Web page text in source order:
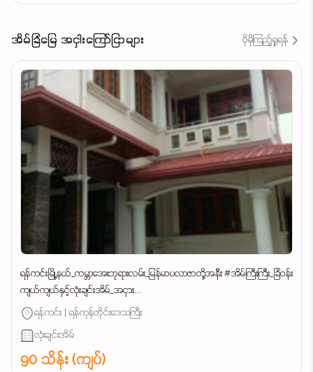
အိမ်ခြံမြေ အငှါးကြော်ငြာများ ပိုမိုကြည့်ရှုရန်
ရန်ကင်းမြို့နယ်_ကမ္ဘာအေးဘုရားလမ်း_မြန်မာပလာဇာတို့အနီး #အိမ်ကြီးကြီး_ခြံဝန်း
ကျယ်ကျယ်နှင့်လုံးချင်းအိမ်_အငှား...
ရန်ကင်း | ရန်ကုန်တိုင်းဒေသကြီး
လုံးချင်းအိမ်
90 သိန်း (ကျပ်)